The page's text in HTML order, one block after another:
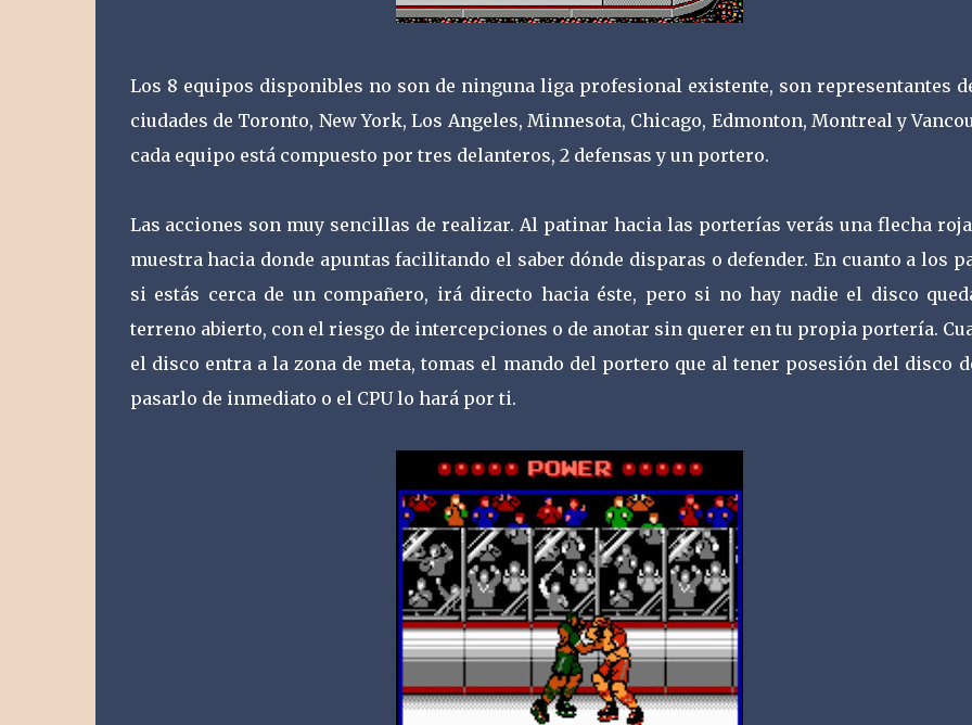
Los 8 equipos disponibles no son de ninguna liga profesional existente, son representantes
ciudades de Toronto, New York, Los Angeles, Minnesota, Chicago, Edmonton, Montreal y
cada equipo está compuesto por tres delanteros, 2 defensas y un portero.
Las acciones son muy sencillas de realizar. Al patinar hacia las porterías verás una flecha
muestra hacia donde apuntas facilitando el saber dónde disparas o defender. En cuanto a los
si estás cerca de un compañero, irá directo hacia éste, pero si no hay nadie el disco
terreno abierto, con el riesgo de intercepciones o de anotar sin querer en tu propia portería.
el disco entra a la zona de meta, tomas el mando del portero que al tener posesión del disco
pasarlo de inmediato o el CPU lo hará por ti.